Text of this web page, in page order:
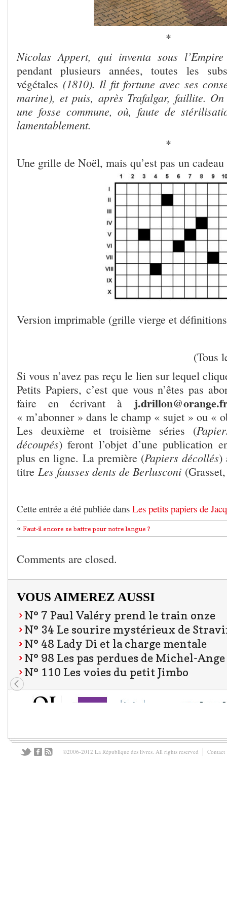
*
Nicolas Appert, qui inventa sous
pendant plusieurs années, toutes les
végétales (1810). Il fit fortune avec ses
marine), et puis, après Trafalgar, faillite.
une fosse commune, où, faute de
lamentablement.
*
Une grille de Noël, mais qu’est pas un
Version imprimable (grille vierge et
(Tous
Si vous n’avez pas reçu le lien sur lequel
Petits Papiers, c’est que vous n’êtes pas
faire en écrivant à
« m’abonner » dans le champ « sujet » ou «
Les deuxième et troisième séries (
découpés) feront l’objet d’une publication
plus en ligne. La première (Papiers décollés)
titre Les fausses dents de Berlusconi
Cette entrée a été publiée dans Les petits papiers de
« Faut-il encore se battre pour notre langue ?
Comments are closed.
VOUS AIMEREZ AUSSI
N° 7 Paul Valéry prend le train onze
N° 34 Le sourire mystérieux de
N° 48 Lady Di et la charge mentale
N° 98 Les pas perdues de Michel-Ange
N° 110 Les voies du petit Jimbo
©2006-2012 La République des livres. All rights reserved Contact